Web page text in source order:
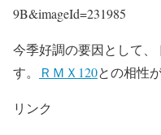
9B&imageId=231985
今季好調の要因として、
す。
ＲＭＸ120との相性
リンク